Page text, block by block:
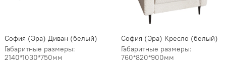
София (Эра) Диван (белый)
Габаритные размеры:
2140*1030*750мм
София (Эра) Кресло (белый)
Габаритные размеры:
760*820*900мм